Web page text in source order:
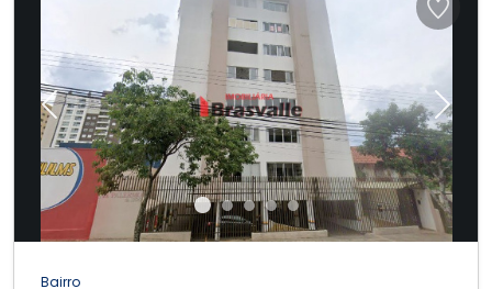
Previous Next
Bairro